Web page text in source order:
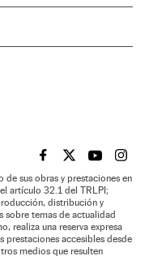
EL PAÍS BRASIL EN
EL PAÍSEL PAÍS
EL
de sus obras y prestaciones en
artículo 32.1 del TRLPI;
distribución y
sobre temas de actualidad
realiza una reserva expresa
prestaciones accesibles desde
medios que resulten